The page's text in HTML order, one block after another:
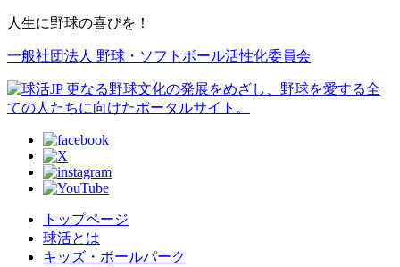
人生に野球の喜びを！
一般社団法人 野球・ソフトボール活性化委員会
トップページ
球活とは
キッズ・ボールパーク